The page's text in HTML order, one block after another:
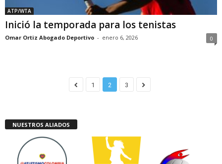
ATP/WTA
Inició la temporada para los tenistas
Omar Ortiz Abogado Deportivo - enero 6, 2026 0
1 2 3
NUESTROS ALIADOS